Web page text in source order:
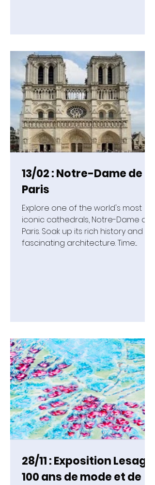
13/02 : Notre-Dame de
Paris
Explore one of the world's most
iconic cathedrals, Notre-Dame de
Paris. Soak up its rich history and
fascinating architecture. Time:...
28/11 : Exposition Lesage,
100 ans de mode et de